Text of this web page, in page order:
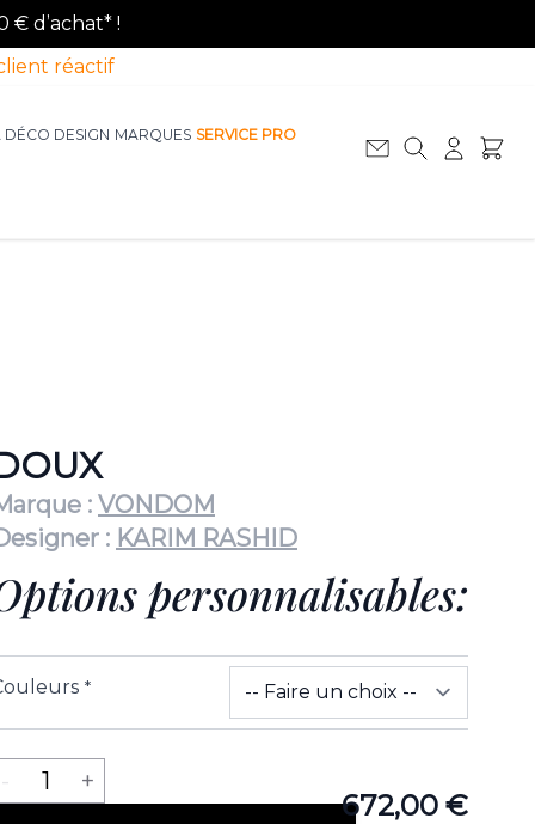
€ d’achat* !
réactif
DÉCO DESIGN MARQUES SERVICE PRO
: VONDOM
: KARIM RASHID
personnalisables:
*
672,00 €
- 1 +